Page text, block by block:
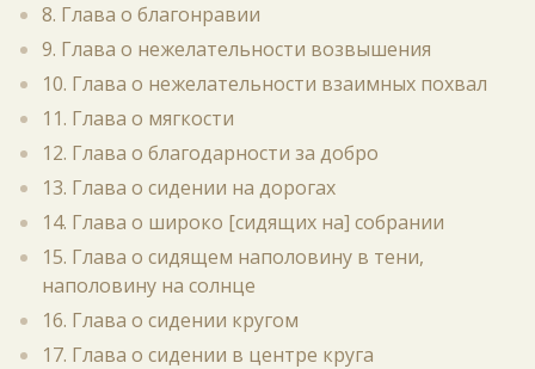
8. Глава о благонравии
9. Глава о нежелательности возвышения
10. Глава о нежелательности взаимных похвал
11. Глава о мягкости
12. Глава о благодарности за добро
13. Глава о сидении на дорогах
14. Глава о широко [сидящих на] собрании
15. Глава о сидящем наполовину в тени,
наполовину на солнце
16. Глава о сидении кругом
17. Глава о сидении в центре круга